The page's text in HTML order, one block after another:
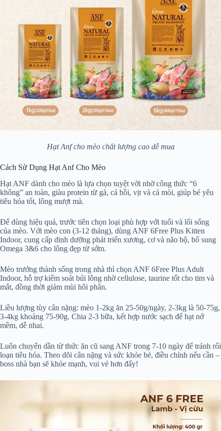
Hạt Anf cho mèo chất lượng cao dễ mua
Cách Sử Dụng Hạt Anf Cho Mèo
Hạt ANF dành cho mèo là lựa chọn tuyệt vời nhờ công thức “6
không” an toàn, giàu protein từ gà, cá hồi, vịt và cá mòi, giúp bé yêu
tiêu hóa tốt, lông mượt mà.
Để dùng hiệu quả, trước tiên chọn loại phù hợp với tuổi và lối sống
của mèo. Với mèo con (3-12 tháng), dùng ANF 6Free Plus Kitten
Indoor, cung cấp dinh dưỡng phát triển xương, cơ và não bộ, bổ sung
Omega 3&6 cho lông đẹp từ sớm.
Mèo trưởng thành sống trong nhà thì chọn ANF 6Free Plus Adult
Indoor, hỗ trợ kiểm soát búi lông nhờ cellulose, taurine tốt cho tim và
mắt, đồng thời giảm mùi hôi phân.
Liều lượng tùy cân nặng: mèo 1-2kg ăn 25-50g/ngày, 2-3kg là 50-75g,
3-4kg khoảng 75-90g. Chia 2-3 bữa, kết hợp nước sạch để hạt nở
mềm, dễ nhai.
Luôn chuyển dần từ thức ăn cũ sang ANF trong 7-10 ngày để tránh rối
loạn tiêu hóa. Theo dõi cân nặng và sức khỏe bé, điều chỉnh nếu cần –
boss nhà bạn sẽ khỏe mạnh, vui vẻ hơn đấy!